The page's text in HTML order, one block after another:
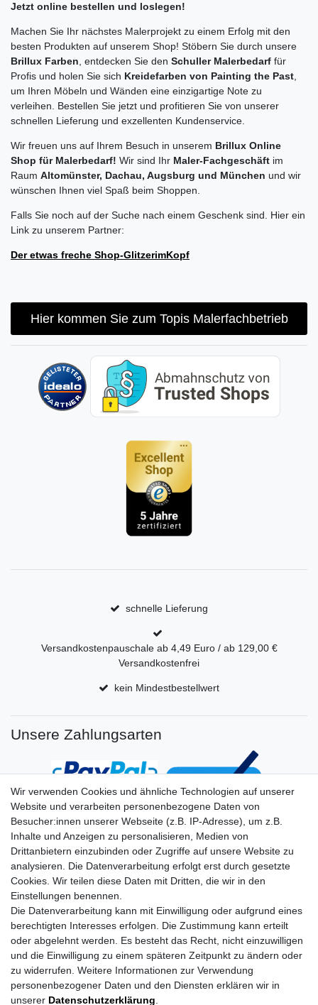
Jetzt online bestellen und loslegen!
Machen Sie Ihr nächstes Malerprojekt zu einem Erfolg mit den
besten Produkten auf unserem Shop! Stöbern Sie durch unsere
Brillux Farben , entdecken Sie den Schuller Malerbedarf für
Profis und holen Sie sich Kreidefarben von Painting the Past
um Ihren Möbeln und Wänden eine einzigartige Note zu
verleihen. Bestellen Sie jetzt und profitieren Sie von unserer
schnellen Lieferung und exzellenten Kundenservice.
Wir freuen uns auf Ihrem Besuch in unserem Brillux Online
Shop für Malerbedarf! Wir sind Ihr Maler-Fachgeschäft im
Raum Altomünster, Dachau, Augsburg und München und wir
wünschen Ihnen viel Spaß beim Shoppen.
Falls Sie noch auf der Suche nach einem Geschenk sind. Hier ein
Link zu unserem Partner:
Der etwas freche Shop-GlitzerimKopf
Hier kommen Sie zum Topis Malerfachbetrieb
schnelle Lieferung
Versandkostenpauschale ab 4,49 Euro / ab 129,00 €
Versandkostenfrei
kein Mindestbestellwert
Unsere Zahlungsarten
Wir verwenden Cookies und ähnliche Technologien auf unserer
Website und verarbeiten personenbezogene Daten von
Besucher:innen unserer Webseite (z.B. IP-Adresse), um z.B.
Inhalte und Anzeigen zu personalisieren, Medien von
Drittanbietern einzubinden oder Zugriffe auf unsere Website zu
analysieren. Die Datenverarbeitung erfolgt erst durch gesetzte
Cookies. Wir teilen diese Daten mit Dritten, die wir in den
Einstellungen benennen.
Die Datenverarbeitung kann mit Einwilligung oder aufgrund eines
berechtigten Interesses erfolgen. Die Zustimmung kann erteilt
oder abgelehnt werden. Es besteht das Recht, nicht einzuwilligen
und die Einwilligung zu einem späteren Zeitpunkt zu ändern oder
zu widerrufen. Weitere Informationen zur Verwendung
personenbezogener Daten und den Diensten erklären wir in
unserer Daten­schutz­erklärung